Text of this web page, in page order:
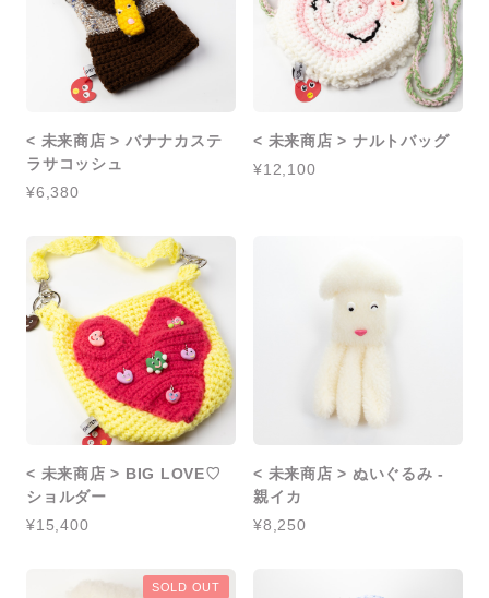
< 未来商店 > バナナカステ
ラサコッシュ
¥6,380
< 未来商店 > ナルトバッグ
¥12,100
< 未来商店 > BIG LOVE♡
ショルダー
¥15,400
< 未来商店 > ぬいぐるみ -
親イカ
¥8,250
SOLD OUT